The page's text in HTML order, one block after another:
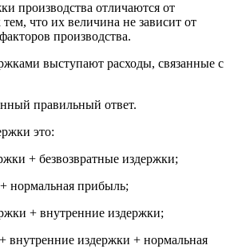
производства отличаются от
что их величина не зависит от
производства.
выступают расходы, связанные с
правильный ответ.
это:
+ безвозвратные издержки;
нормальная прибыль;
+ внутренние издержки;
внутренние издержки + нормальная